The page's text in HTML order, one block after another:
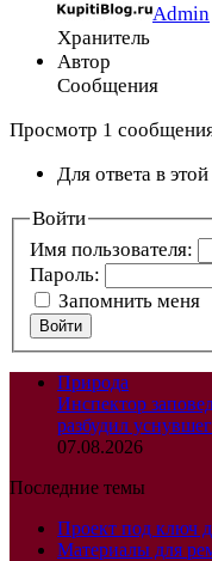
Admin
Хранитель
Автор
Сообщения
Просмотр 1
Для ответа в
Войти
Имя пользователя:
Пароль:
Запомнить меня
Войти
Природа
Инспектор
разбудил
07.08.2026
Последние темы
Проект под ключ
Материалы для